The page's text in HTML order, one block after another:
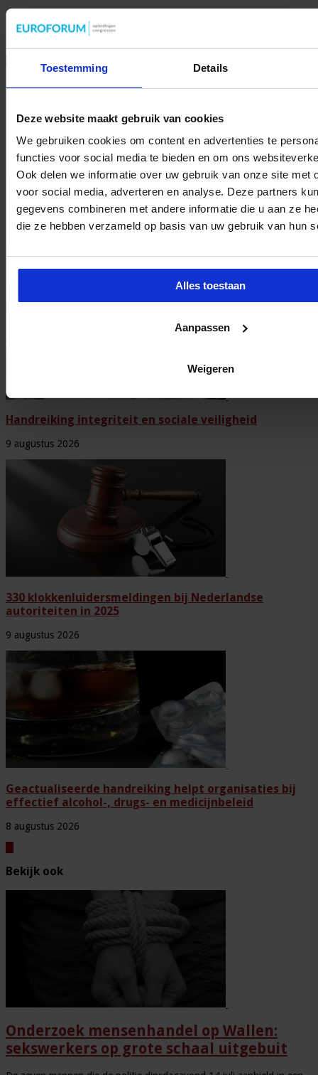
Toestemming Details
Deze website maakt gebruik van cookies
We gebruiken cookies om content en advertenties te
functies voor social media te bieden en om ons
Ook delen we informatie over uw gebruik van onze site met
voor social media, adverteren en analyse. Deze partners
gegevens combineren met andere informatie die u aan ze
die ze hebben verzameld op basis van uw gebruik van hun
Alles toestaan
Aanpassen
Weigeren
Tagsmensenhandel ondermijning veiligheid
Over redactie
Handreiking integriteit en sociale veiligheid
9 augustus 2026
330 klokkenluidersmeldingen bij Nederlandse
autoriteiten in 2025
9 augustus 2026
Geactualiseerde handreiking helpt organisaties bij
effectief alcohol-, drugs- en medicijnbeleid
8 augustus 2026
Bekijk ook
Onderzoek mensenhandel op Wallen:
sekswerkers op grote schaal uitgebuit